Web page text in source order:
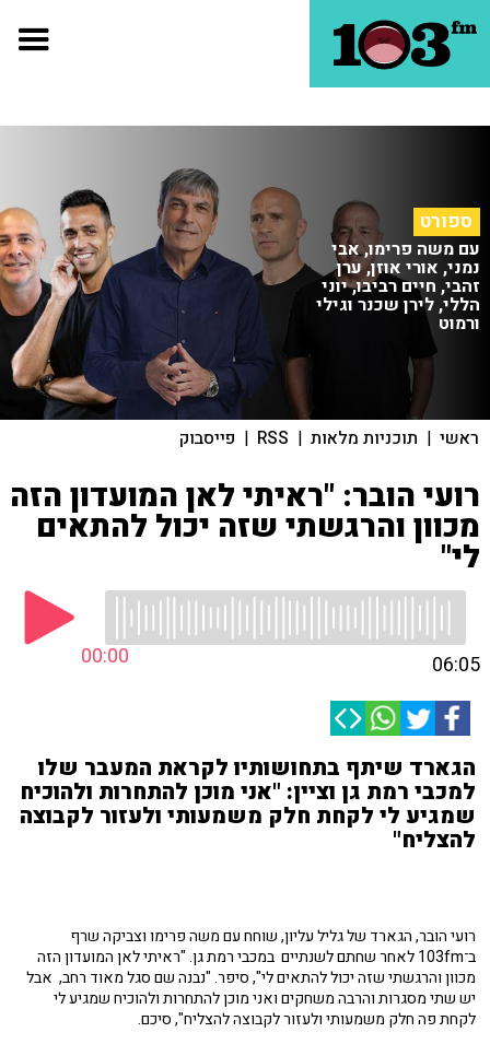
ספורט
עם משה פרימו, אבי
נמני, אורי אוזן, ערן
זהבי, חיים רביבו, יוני
הללי, לירן שכנר וגילי
ורמוט
ראשי | תוכניות מלאות |
RSS
| פייסבוק
רועי הובר: "ראיתי לאן המועדון הזה
מכוון והרגשתי שזה יכול להתאים
לי"
00:00 06:05
הגארד שיתף בתחושותיו לקראת המעבר שלו
למכבי רמת גן וציין: "אני מוכן להתחרות ולהוכיח
שמגיע לי לקחת חלק משמעותי ולעזור לקבוצה
להצליח"
רועי הובר, הגארד של גליל עליון, שוחח עם משה פרימו וצביקה שרף
ב־103fm לאחר שחתם לשנתיים במכבי רמת גן. "ראיתי לאן המועדון הזה
מכוון והרגשתי שזה יכול להתאים לי", סיפר. "נבנה שם סגל מאוד רחב, אבל
יש שתי מסגרות והרבה משחקים ואני מוכן להתחרות ולהוכיח שמגיע לי
לקחת פה חלק משמעותי ולעזור לקבוצה להצליח", סיכם.